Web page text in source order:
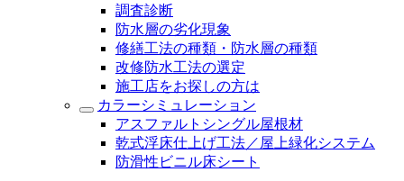
調査診断
防水層の劣化現象
修繕工法の種類・防水層の種類
改修防水工法の選定
施工店をお探しの方は
カラーシミュレーション
アスファルトシングル屋根材
乾式浮床仕上げ工法／屋上緑化システム
防滑性ビニル床シート